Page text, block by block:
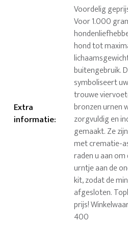
Extra
informatie:
Voordelig
Voor 1.000
hond tot
buitengebruik.
symboliseert
trouwe
bronzen urnen
zorgvuldig en
gemaakt. Ze
met crematie-
raden u aan
urntje aan de
kit, zodat de
afgesloten.
prijs!
400